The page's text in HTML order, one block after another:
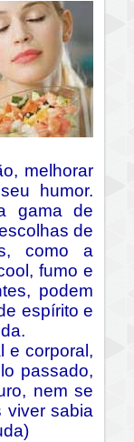
melhorar
humor.
gama de
de
como a
fumo e
podem
espírito e
e corporal,
passado,
nem se
viver sabia